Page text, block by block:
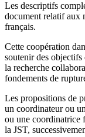
Les descriptifs
document relatif aux
français.
Cette coopération
soutenir des
la recherche
fondements de
Les propositions de
un coordinateur ou
ou une coordinatrice
la JST,